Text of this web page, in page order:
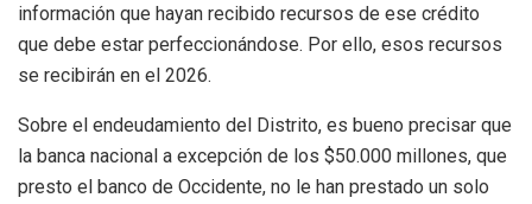
información que hayan recibido recursos de ese crédito
que debe estar perfeccionándose. Por ello, esos recursos
se recibirán en el 2026.
Sobre el endeudamiento del Distrito, es bueno precisar que
la banca nacional a excepción de los $50.000 millones, que
presto el banco de Occidente, no le han prestado un solo